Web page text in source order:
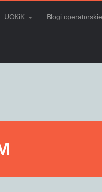
UOKiK Blogi operatorskie